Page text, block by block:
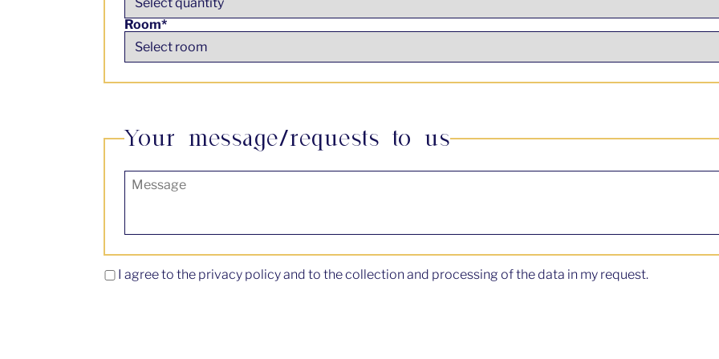
Room*
Your message/requests to us
I agree to the privacy policy and to the collection and processing of the data in my request.